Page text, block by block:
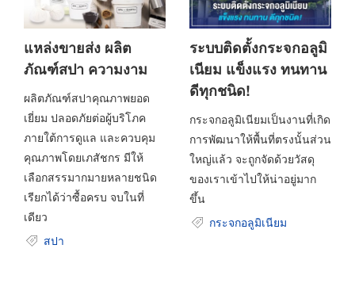
แหล่งขายส่ง ผลิต
ภัณฑ์สปา ความงาม
ผลิตภัณฑ์สปาคุณภาพยอด
เยี่ยม ปลอดภัยต่อผู้บริโภค
ภายใต้การดูแล และควบคุม
คุณภาพโดยเภสัชกร มีให้
เลือกสรรมากมายหลายชนิด
เรียกได้ว่าซื้อครบ จบในที่
เดียว
สปา
ระบบติดตั้งกระจกอลูมิ
เนียม แข็งแรง ทนทาน
ดีทุกชนิด!
กระจกอลูมิเนียมเป็นงานที่เกิด
การพัฒนาให้พื้นที่ตรงนั้นส่วน
ใหญ่แล้ว จะถูกจัดด้วยวัสดุ
ของเราเข้าไปให้น่าอยู่มาก
ขึ้น
กระจกอลูมิเนียม